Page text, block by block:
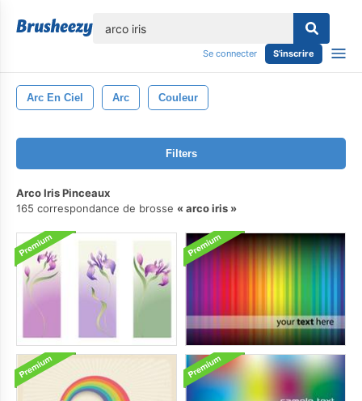
Se connecter S'inscrire
Arc En Ciel Arc Couleur
Filters
Arco Iris Pinceaux
165 correspondance de brosse
arco iris